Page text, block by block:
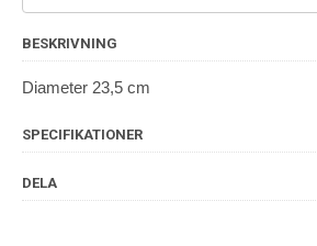
BESKRIVNING
Diameter 23,5 cm
SPECIFIKATIONER
DELA